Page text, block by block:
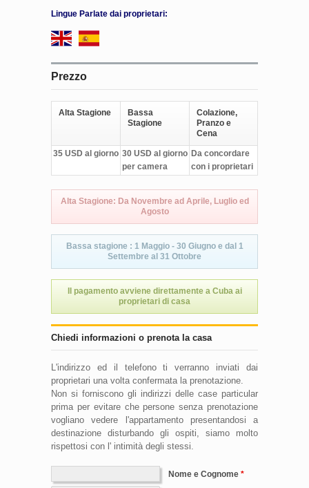
Lingue Parlate dai proprietari:
Prezzo
Alta Stagione
Bassa
Stagione
Colazione,
Pranzo e
Cena
35 USD al giorno 30 USD al giorno
per camera
Da concordare
con i proprietari
Alta Stagione: Da Novembre ad Aprile, Luglio ed
Agosto
Bassa stagione : 1 Maggio - 30 Giugno e dal 1
Settembre al 31 Ottobre
Il pagamento avviene direttamente a Cuba ai
proprietari di casa
Chiedi informazioni o prenota la casa
L'indirizzo ed il telefono ti verranno inviati dai
proprietari una volta confermata la prenotazione.
Non si forniscono gli indirizzi delle case particular
prima per evitare che persone senza prenotazione
vogliano vedere l'appartamento presentandosi a
destinazione disturbando gli ospiti, siamo molto
rispettosi con l' intimità degli stessi.
Nome e Cognome